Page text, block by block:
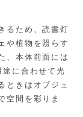
るため、読書灯
や植物を照らす
、本体前面には
に合わせて光
ときはオブジェ
空間を彩りま